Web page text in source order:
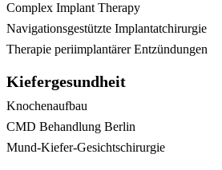
Complex Implant Therapy
Navigationsgestützte Implantatchirurgie
Therapie periimplantärer Entzündungen
Kiefergesundheit
Knochenaufbau
CMD Behandlung Berlin
Mund-Kiefer-Gesichtschirurgie